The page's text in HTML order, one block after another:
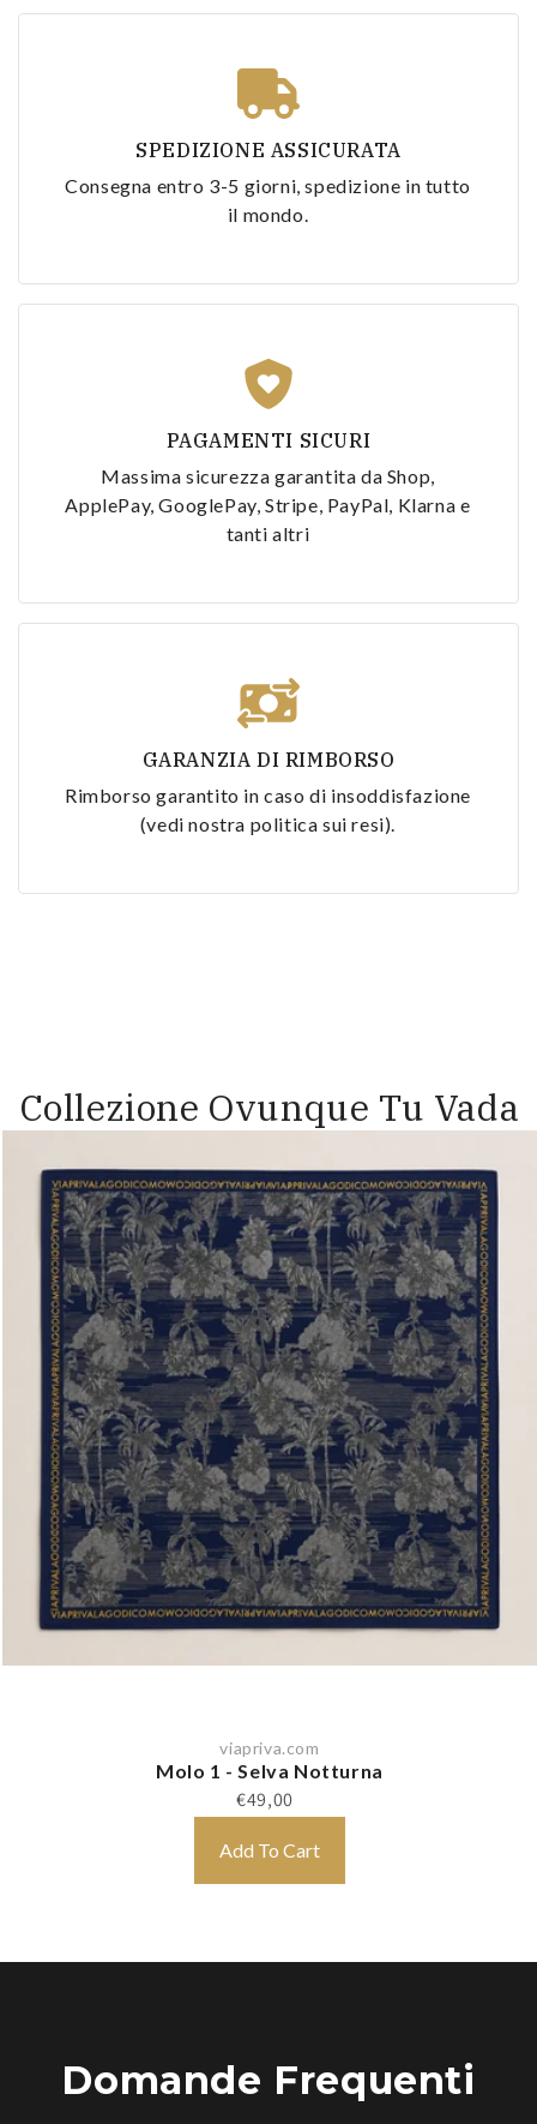
SPEDIZIONE ASSICURATA
Consegna entro 3-5 giorni, spedizione in tutto
il mondo.
PAGAMENTI SICURI
Massima sicurezza garantita da Shop,
ApplePay, GooglePay, Stripe, PayPal, Klarna e
tanti altri
GARANZIA DI RIMBORSO
Rimborso garantito in caso di insoddisfazione
(vedi nostra politica sui resi).
Collezione Ovunque Tu Vada
viapriva.com
Molo 1 - Selva Notturna
€49,00
Add To Cart
Domande Frequenti